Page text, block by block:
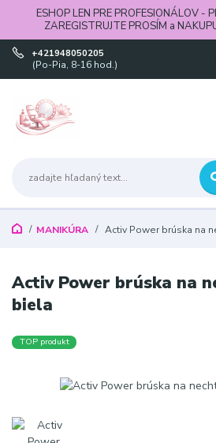
ESHOP LEN PRE PROFESIONÁLOV -
ZAREGISTRUJTE PROSÍM a
+421948050205
(Po-Pia, 8-16 hod.)
MANIKÚRA Activ Power brúska na
Activ Power brúska na
biela
TOP produkt